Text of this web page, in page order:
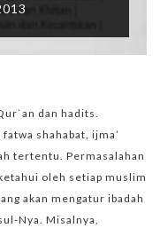
dan hadits.
shahabat, ijma’
tertentu. Permasalahan
oleh setiap muslim
akan mengatur ibadah
Nya. Misalnya,